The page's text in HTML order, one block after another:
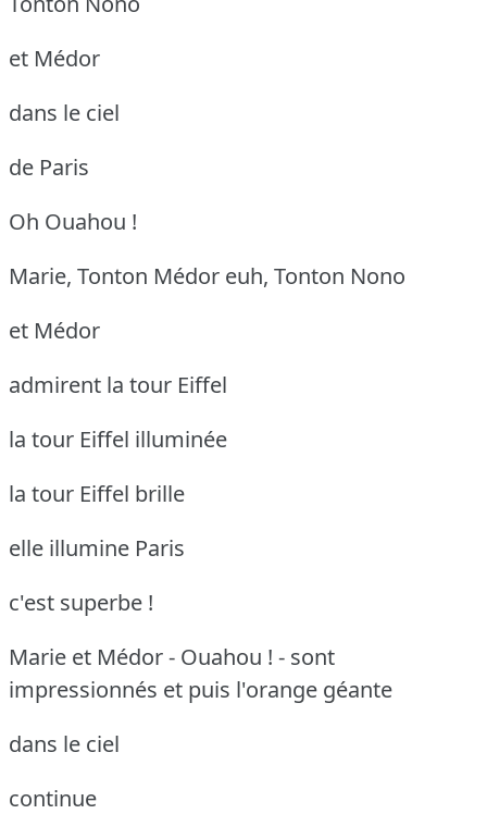
et Médor
dans le ciel
de Paris
Oh Ouahou !
Marie, Tonton Médor euh, Tonton Nono
et Médor
admirent la tour Eiffel
la tour Eiffel illuminée
la tour Eiffel brille
elle illumine Paris
c'est superbe !
Marie et Médor - Ouahou ! - sont
impressionnés et puis l'orange géante
dans le ciel
continue